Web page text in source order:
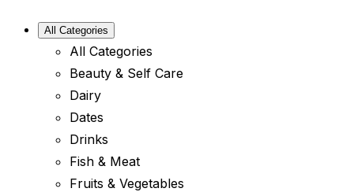
All Categories
All Categories
Beauty & Self Care
Dairy
Dates
Drinks
Fish & Meat
Fruits & Vegetables